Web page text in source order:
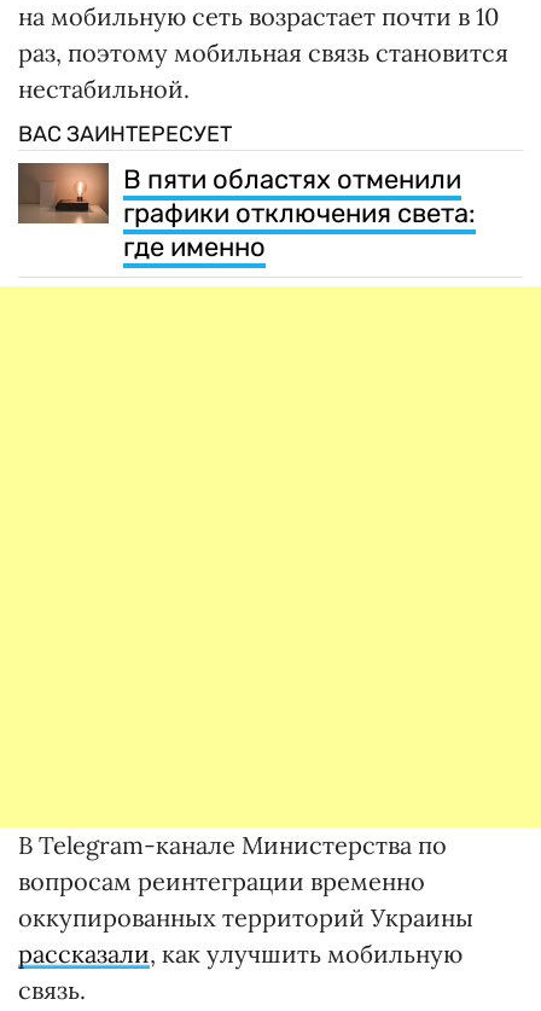
на мобильную сеть возрастает почти в 10
раз, поэтому мобильная связь становится
нестабильной.
ВАС ЗАИНТЕРЕСУЕТ
В пяти областях отменили
графики отключения света:
где именно
В Telegram-канале Министерства по
вопросам реинтеграции временно
оккупированных территорий Украины
рассказали, как улучшить мобильную
связь.